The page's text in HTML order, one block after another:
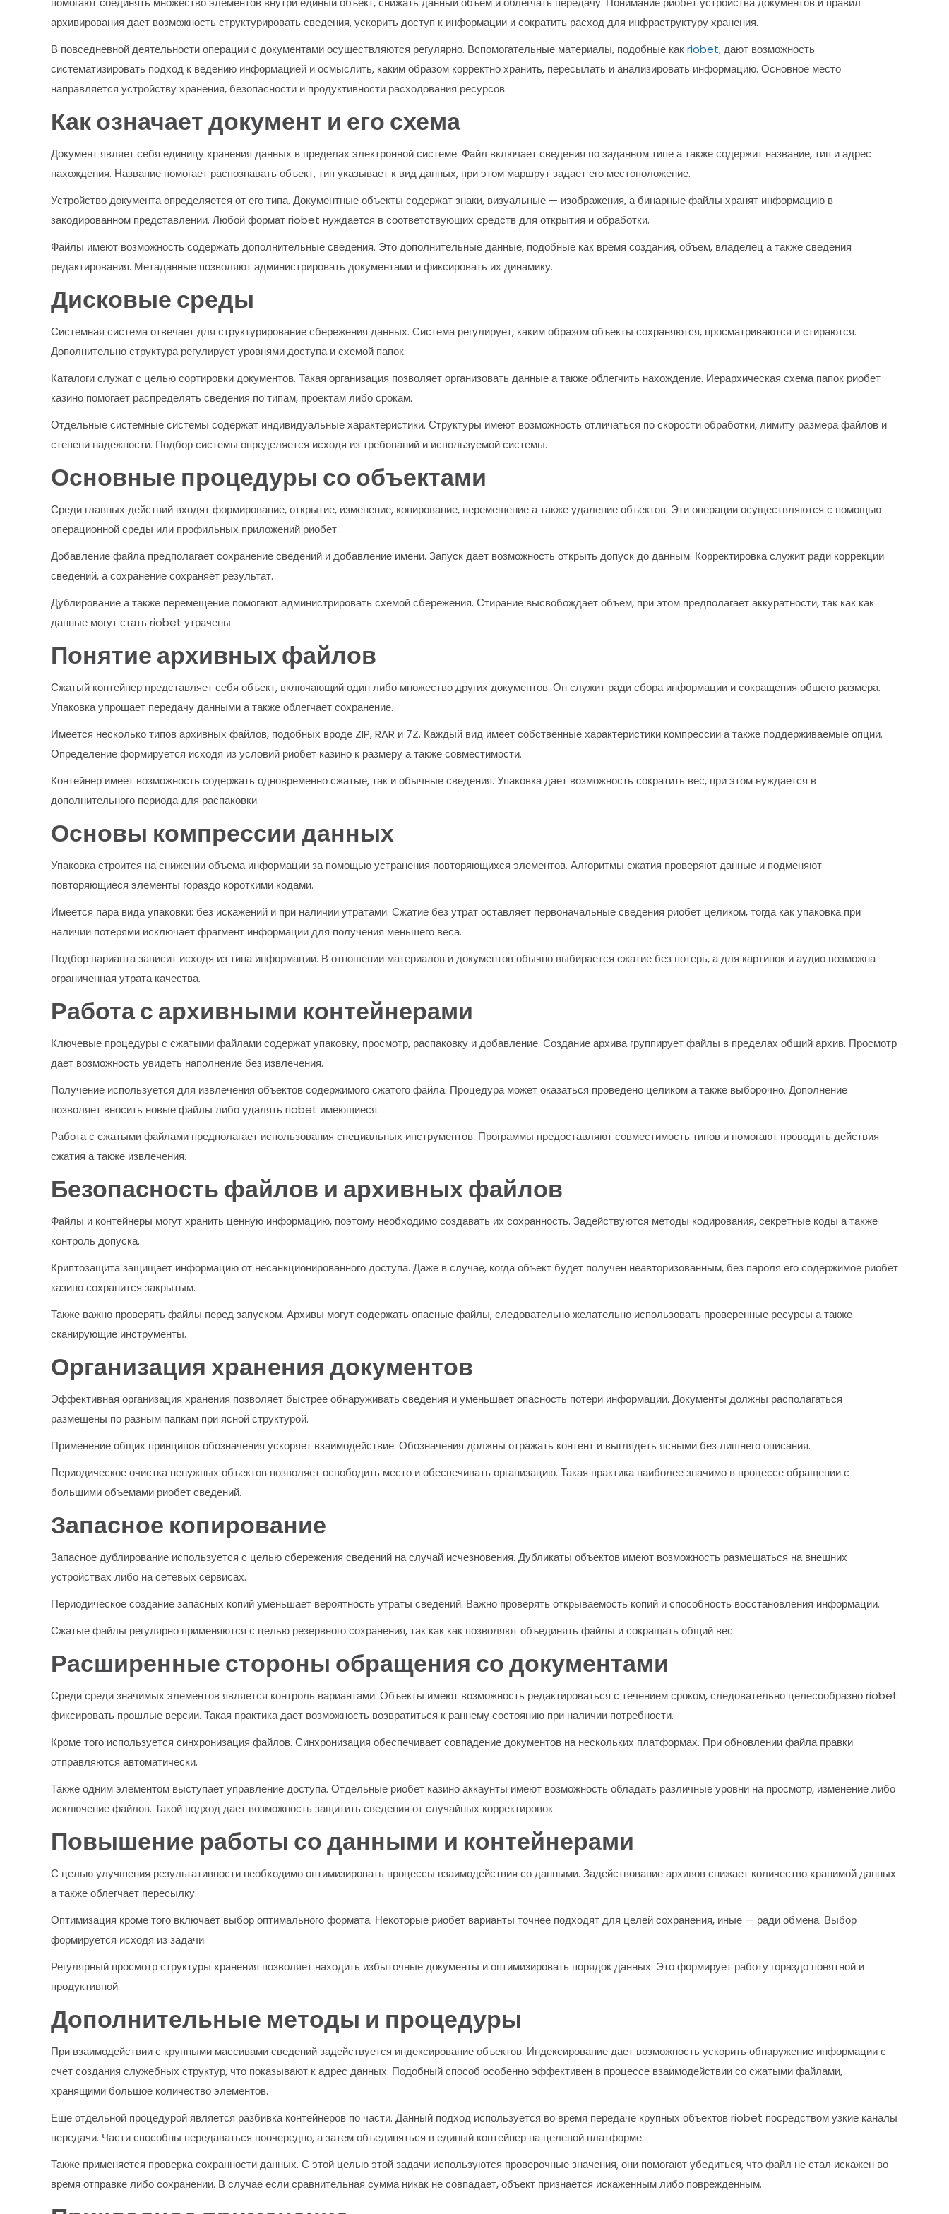
архивирования дает возможность структурировать сведения, ускорить доступ к информации и сократить расход для инфраструктуру хранения.
В повседневной деятельности операции с документами осуществляются регулярно. Вспомогательные материалы, подобные какriobet, дают возможность
систематизировать подход к ведению информацией и осмыслить, каким образом корректно хранить, пересылать и анализировать информацию. Основное место
направляется устройству хранения, безопасности и продуктивности расходования ресурсов.
Как означает документ и его схема
Документ являет себя единицу хранения данных в пределах электронной системе. Файл включает сведения по заданном типе а также содержит название, тип и адрес
нахождения. Название помогает распознавать объект, тип указывает к вид данных, при этом маршрут задает его местоположение.
Устройство документа определяется от его типа. Документные объекты содержат знаки, визуальные — изображения, а бинарные файлы хранят информацию в
закодированном представлении. Любой формат riobet нуждается в соответствующих средств для открытия и обработки.
Файлы имеют возможность содержать дополнительные сведения. Это дополнительные данные, подобные как время создания, объем, владелец а также сведения
редактирования. Метаданные позволяют администрировать документами и фиксировать их динамику.
Дисковые среды
Системная система отвечает для структурирование сбережения данных. Система регулирует, каким образом объекты сохраняются, просматриваются и стираются.
Дополнительно структура регулирует уровнями доступа и схемой папок.
Каталоги служат с целью сортировки документов. Такая организация позволяет организовать данные а также облегчить нахождение. Иерархическая схема папок риобет
казино помогает распределять сведения по типам, проектам либо срокам.
Отдельные системные системы содержат индивидуальные характеристики. Структуры имеют возможность отличаться по скорости обработки, лимиту размера файлов и
степени надежности. Подбор системы определяется исходя из требований и используемой системы.
Основные процедуры со объектами
Среди главных действий входят формирование, открытие, изменение, копирование, перемещение а также удаление объектов. Эти операции осуществляются с помощью
операционной среды или профильных приложений риобет.
Добавление файла предполагает сохранение сведений и добавление имени. Запуск дает возможность открыть допуск до данным. Корректировка служит ради коррекции
сведений, а сохранение сохраняет результат.
Дублирование а также перемещение помогают администрировать схемой сбережения. Стирание высвобождает объем, при этом предполагает аккуратности, так как как
данные могут стать riobet утрачены.
Понятие архивных файлов
Сжатый контейнер представляет себя объект, включающий один либо множество других документов. Он служит ради сбора информации и сокращения общего размера.
Упаковка упрощает передачу данными а также облегчает сохранение.
Имеется несколько типов архивных файлов, подобных вроде ZIP, RAR и 7Z. Каждый вид имеет собственные характеристики компрессии а также поддерживаемые опции.
Определение формируется исходя из условий риобет казино к размеру а также совместимости.
Контейнер имеет возможность содержать одновременно сжатые, так и обычные сведения. Упаковка дает возможность сократить вес, при этом нуждается в
дополнительного периода для распаковки.
Основы компрессии данных
Упаковка строится на снижении объема информации за помощью устранения повторяющихся элементов. Алгоритмы сжатия проверяют данные и подменяют
повторяющиеся элементы гораздо короткими кодами.
Имеется пара вида упаковки: без искажений и при наличии утратами. Сжатие без утрат оставляет первоначальные сведения риобет целиком, тогда как упаковка при
наличии потерями исключает фрагмент информации для получения меньшего веса.
Подбор варианта зависит исходя из типа информации. В отношении материалов и документов обычно выбирается сжатие без потерь, а для картинок и аудио возможна
ограниченная утрата качества.
Работа с архивными контейнерами
Ключевые процедуры с сжатыми файлами содержат упаковку, просмотр, распаковку и добавление. Создание архива группирует файлы в пределах общий архив. Просмотр
дает возможность увидеть наполнение без извлечения.
Получение используется для извлечения объектов содержимого сжатого файла. Процедура может оказаться проведено целиком а также выборочно. Дополнение
позволяет вносить новые файлы либо удалять riobet имеющиеся.
Работа с сжатыми файлами предполагает использования специальных инструментов. Программы предоставляют совместимость типов и помогают проводить действия
сжатия а также извлечения.
Безопасность файлов и архивных файлов
Файлы и контейнеры могут хранить ценную информацию, поэтому необходимо создавать их сохранность. Задействуются методы кодирования, секретные коды а также
контроль допуска.
Криптозащита защищает информацию от несанкционированного доступа. Даже в случае, когда объект будет получен неавторизованным, без пароля его содержимое риобет
казино сохранится закрытым.
Также важно проверять файлы перед запуском. Архивы могут содержать опасные файлы, следовательно желательно использовать проверенные ресурсы а также
сканирующие инструменты.
Организация хранения документов
Эффективная организация хранения позволяет быстрее обнаруживать сведения и уменьшает опасность потери информации. Документы должны располагаться
размещены по разным папкам при ясной структурой.
Применение общих принципов обозначения ускоряет взаимодействие. Обозначения должны отражать контент и выглядеть ясными без лишнего описания.
Периодическое очистка ненужных объектов позволяет освободить место и обеспечивать организацию. Такая практика наиболее значимо в процессе обращении с
большими объемами риобет сведений.
Запасное копирование
Запасное дублирование используется с целью сбережения сведений на случай исчезновения. Дубликаты объектов имеют возможность размещаться на внешних
устройствах либо на сетевых сервисах.
Периодическое создание запасных копий уменьшает вероятность утраты сведений. Важно проверять открываемость копий и способность восстановления информации.
Сжатые файлы регулярно применяются с целью резервного сохранения, так как как позволяют объединять файлы и сокращать общий вес.
Расширенные стороны обращения со документами
Среди среди значимых элементов является контроль вариантами. Объекты имеют возможность редактироваться с течением сроком, следовательно целесообразно riobet
фиксировать прошлые версии. Такая практика дает возможность возвратиться к раннему состоянию при наличии потребности.
Кроме того используется синхронизация файлов. Синхронизация обеспечивает совпадение документов на нескольких платформах. При обновлении файла правки
отправляются автоматически.
Также одним элементом выступает управление доступа. Отдельные риобет казино аккаунты имеют возможность обладать различные уровни на просмотр, изменение либо
исключение файлов. Такой подход дает возможность защитить сведения от случайных корректировок.
Повышение работы со данными и контейнерами
С целью улучшения результативности необходимо оптимизировать процессы взаимодействия со данными. Задействование архивов снижает количество хранимой данных
а также облегчает пересылку.
Оптимизация кроме того включает выбор оптимального формата. Некоторые риобет варианты точнее подходят для целей сохранения, иные — ради обмена. Выбор
формируется исходя из задачи.
Регулярный просмотр структуры хранения позволяет находить избыточные документы и оптимизировать порядок данных. Это формирует работу гораздо понятной и
продуктивной.
Дополнительные методы и процедуры
При взаимодействии с крупными массивами сведений задействуется индексирование объектов. Индексирование дает возможность ускорить обнаружение информации с
счет создания служебных структур, что показывают к адрес данных. Подобный способ особенно эффективен в процессе взаимодействии со сжатыми файлами,
хранящими большое количество элементов.
Еще отдельной процедурой является разбивка контейнеров по части. Данный подход используется во время передаче крупных объектов riobet посредством узкие каналы
передачи. Части способны передаваться поочередно, а затем объединяться в единый контейнер на целевой платформе.
Также применяется проверка сохранности данных. С этой целью этой задачи используются проверочные значения, они помогают убедиться, что файл не стал искажен во
время отправке либо сохранении. В случае если сравнительная сумма никак не совпадает, объект признается искаженным либо поврежденным.